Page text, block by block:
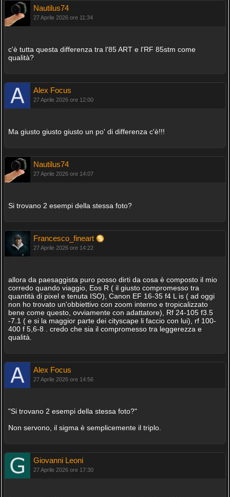
Nautilus74
27 Aprile 2026 ore 11:34
c'è tutta questa differenza tra l'85 ART e l'RF 85stm come
qualità?
Alex Focus
27 Aprile 2026 ore 12:00
Ma giusto giusto giusto un po' di differenza c'è!!!
Nautilus74
27 Aprile 2026 ore 14:07
Si trovano 2 esempi della stessa foto?
Francesco_fineart
27 Aprile 2026 ore 14:22
allora da paesaggista puro posso dirti da cosa è composto il mio
corredo quando viaggio, Eos R ( il giusto compromesso tra
quantità di pixel e tenuta ISO), Canon EF 16-35 f4 L is ( ad oggi
non ho trovato un'obbiettivo con zoom interno e tropicalizzato
bene come questo, ovviamente con adattatore), Rf 24-105 f3.5
-7.1 ( e si la maggior parte dei cityscape li faccio con lui), rf 100-
400 f 5,6-8 . credo che sia il compromesso tra leggerezza e
qualità.
Alex Focus
27 Aprile 2026 ore 14:56
"Si trovano 2 esempi della stessa foto?"
Non servono, il sigma è semplicemente il triplo.
Giovanni Leoni
27 Aprile 2026 ore 17:30